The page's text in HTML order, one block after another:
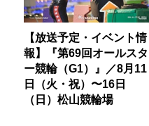
【放送予定・イベント情
報】『第69回オールスタ
ー競輪（G1）』／8月11
日（火・祝）〜16日
（日）松山競輪場